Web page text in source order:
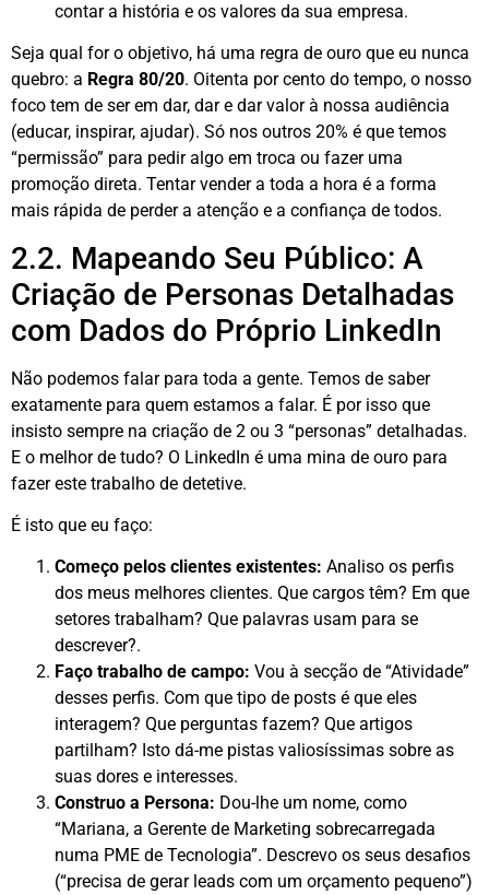
contar a história e os valores da sua empresa.
Seja qual for o objetivo, há uma regra de ouro que eu nunca
quebro: a Regra 80/20. Oitenta por cento do tempo, o nosso
foco tem de ser em dar, dar e dar valor à nossa audiência
(educar, inspirar, ajudar). Só nos outros 20% é que temos
“permissão” para pedir algo em troca ou fazer uma
promoção direta. Tentar vender a toda a hora é a forma
mais rápida de perder a atenção e a confiança de todos.
2.2. Mapeando Seu Público: A
Criação de Personas Detalhadas
com Dados do Próprio LinkedIn
Não podemos falar para toda a gente. Temos de saber
exatamente para quem estamos a falar. É por isso que
insisto sempre na criação de 2 ou 3 “personas” detalhadas.
E o melhor de tudo? O LinkedIn é uma mina de ouro para
fazer este trabalho de detetive.
É isto que eu faço:
Começo pelos clientes existentes: Analiso os perfis
dos meus melhores clientes. Que cargos têm? Em que
setores trabalham? Que palavras usam para se
descrever?.
Faço trabalho de campo: Vou à secção de “Atividade”
desses perfis. Com que tipo de posts é que eles
interagem? Que perguntas fazem? Que artigos
partilham? Isto dá-me pistas valiosíssimas sobre as
suas dores e interesses.
Construo a Persona: Dou-lhe um nome, como
“Mariana, a Gerente de Marketing sobrecarregada
numa PME de Tecnologia”. Descrevo os seus desafios
(“precisa de gerar leads com um orçamento pequeno”)